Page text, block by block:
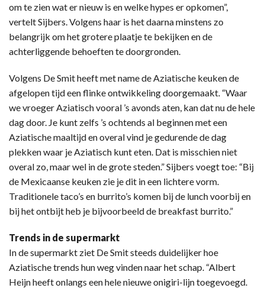
om te zien wat er nieuw is en welke hypes er opkomen”,
vertelt Sijbers. Volgens haar is het daarna minstens zo
belangrijk om het grotere plaatje te bekijken en de
achterliggende behoeften te doorgronden.
Volgens De Smit heeft met name de Aziatische keuken de
afgelopen tijd een flinke ontwikkeling doorgemaakt. “Waar
we vroeger Aziatisch vooral ’s avonds aten, kan dat nu de hele
dag door. Je kunt zelfs ’s ochtends al beginnen met een
Aziatische maaltijd en overal vind je gedurende de dag
plekken waar je Aziatisch kunt eten. Dat is misschien niet
overal zo, maar wel in de grote steden.” Sijbers voegt toe: “Bij
de Mexicaanse keuken zie je dit in een lichtere vorm.
Traditionele taco’s en burrito’s komen bij de lunch voorbij en
bij het ontbijt heb je bijvoorbeeld de breakfast burrito.”
Trends in de supermarkt
In de supermarkt ziet De Smit steeds duidelijker hoe
Aziatische trends hun weg vinden naar het schap. “Albert
Heijn heeft onlangs een hele nieuwe onigiri-lijn toegevoegd.